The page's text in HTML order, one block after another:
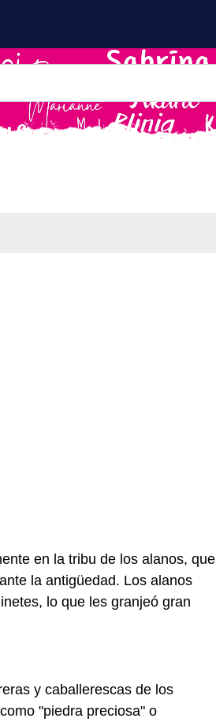
en la tribu de los alanos, que
la antigüedad. Los alanos
lo que les granjeó gran
y caballerescas de los
"piedra preciosa" o